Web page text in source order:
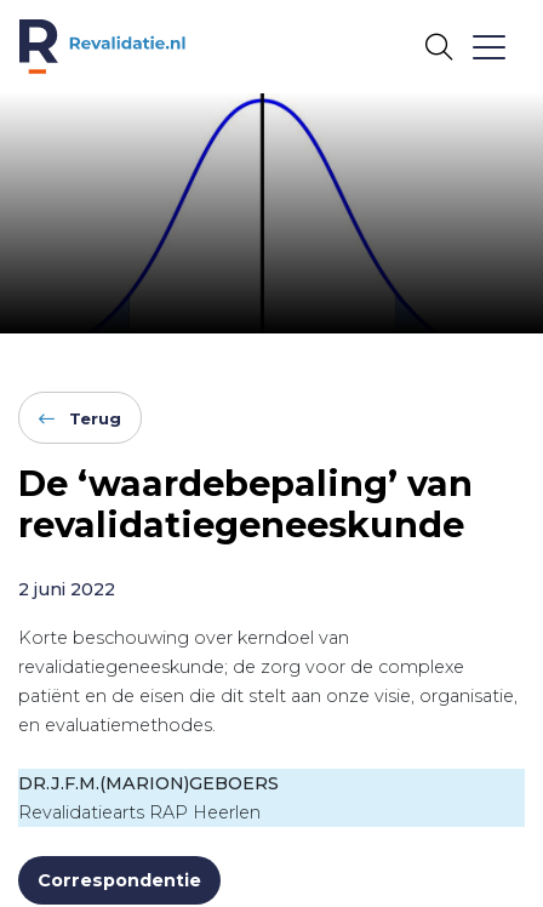
Terug
De ‘waardebepaling’ van
revalidatiegeneeskunde
2 juni 2022
Korte beschouwing over kerndoel van
revalidatiegeneeskunde; de zorg voor de complexe
patiënt en de eisen die dit stelt aan onze visie, organisatie,
en evaluatiemethodes.
DR.J.F.M.(MARION)GEBOERS
Revalidatiearts RAP Heerlen
Correspondentie